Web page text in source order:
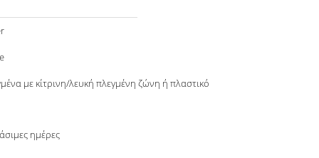
με κίτρινη/λευκή πλεγμένη ζώνη ή πλαστικό
ημέρες